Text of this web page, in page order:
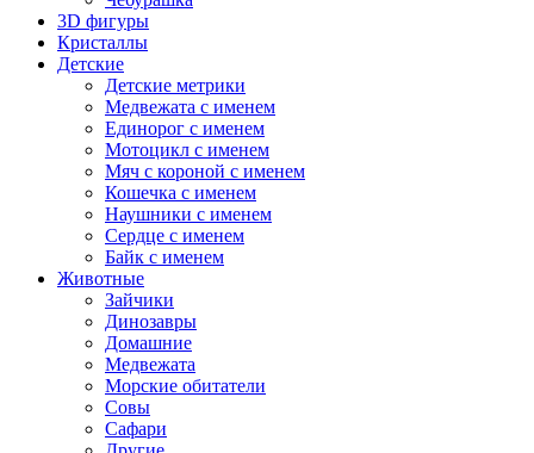
3D фигуры
Кристаллы
Детские
Детские метрики
Медвежата с именем
Единорог с именем
Мотоцикл с именем
Мяч с короной с именем
Кошечка с именем
Наушники с именем
Сердце с именем
Байк с именем
Животные
Зайчики
Динозавры
Домашние
Медвежата
Морские обитатели
Совы
Сафари